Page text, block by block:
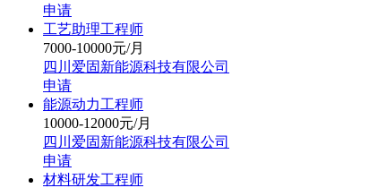
申请
工艺助理工程师
7000-10000元/月
四川爱固新能源科技有限公司
申请
能源动力工程师
10000-12000元/月
四川爱固新能源科技有限公司
申请
材料研发工程师